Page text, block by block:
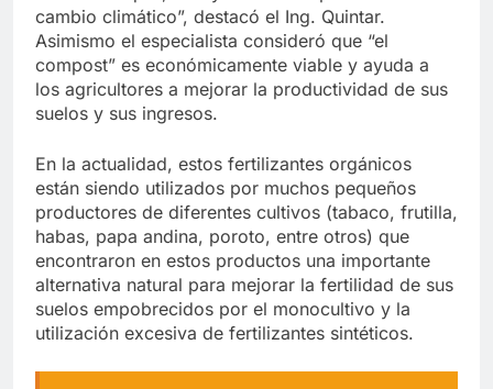
cambio climático”, destacó el Ing. Quintar.
Asimismo el especialista consideró que “el
compost” es económicamente viable y ayuda a
los agricultores a mejorar la productividad de sus
suelos y sus ingresos.
En la actualidad, estos fertilizantes orgánicos
están siendo utilizados por muchos pequeños
productores de diferentes cultivos (tabaco, frutilla,
habas, papa andina, poroto, entre otros) que
encontraron en estos productos una importante
alternativa natural para mejorar la fertilidad de sus
suelos empobrecidos por el monocultivo y la
utilización excesiva de fertilizantes sintéticos.